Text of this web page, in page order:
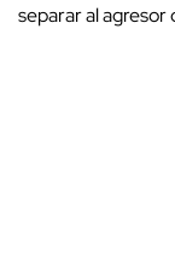
separar al agresor